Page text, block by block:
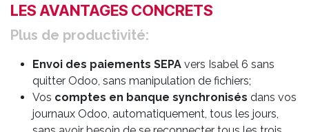
LES AVANTAGES CONCRETS
Plus de productivité:
Envoi des paiements SEPA vers Isabel 6 sans
quitter Odoo, sans manipulation de fichiers;
Vos comptes en banque synchronisés dans vos
journaux Odoo, automatiquement, tous les jours,